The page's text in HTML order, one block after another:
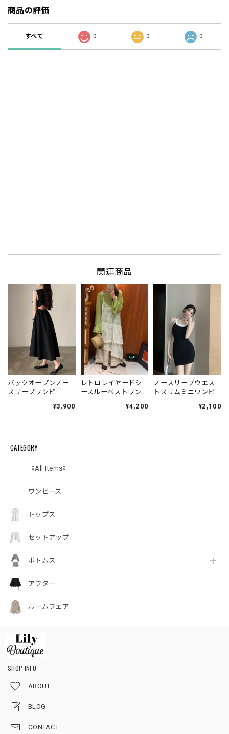
商品の評価
すべて 0 0 0
関連商品
バックオープンノー
スリーブワンピ
¥3,900
レトロレイヤードシ
ースルーベストワン
¥4,200
ノースリーブウエス
トスリムミニワンピ
¥2,100
CATEGORY
《All Items》
ワンピース
トップス
セットアップ
ボトムス
アウター
ルームウェア
SHOP INFO
ABOUT
BLOG
CONTACT